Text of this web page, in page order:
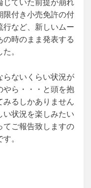
じていた前提が崩れ
限付き小売免許の付
行など、新しいムー
の時のまま発表する
。
らないくらい状況が
やら・・・と頭を抱
みるしかありません
い状況を楽しみたい
てご報告致しますの
。